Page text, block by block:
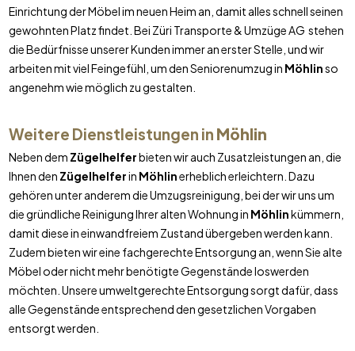
Einrichtung der Möbel im neuen Heim an, damit alles schnell seinen
gewohnten Platz findet. Bei Züri Transporte & Umzüge AG stehen
die Bedürfnisse unserer Kunden immer an erster Stelle, und wir
arbeiten mit viel Feingefühl, um den Seniorenumzug in Möhlinso
angenehm wie möglich zu gestalten.
Weitere Dienstleistungen in Möhlin
Neben dem Zügelhelferbieten wir auch Zusatzleistungen an, die
Ihnen den Zügelhelferin Möhlinerheblich erleichtern. Dazu
gehören unter anderem die Umzugsreinigung, bei der wir uns um
die gründliche Reinigung Ihrer alten Wohnung in Möhlinkümmern,
damit diese in einwandfreiem Zustand übergeben werden kann.
Zudem bieten wir eine fachgerechte Entsorgung an, wenn Sie alte
Möbel oder nicht mehr benötigte Gegenstände loswerden
möchten. Unsere umweltgerechte Entsorgung sorgt dafür, dass
alle Gegenstände entsprechend den gesetzlichen Vorgaben
entsorgt werden.